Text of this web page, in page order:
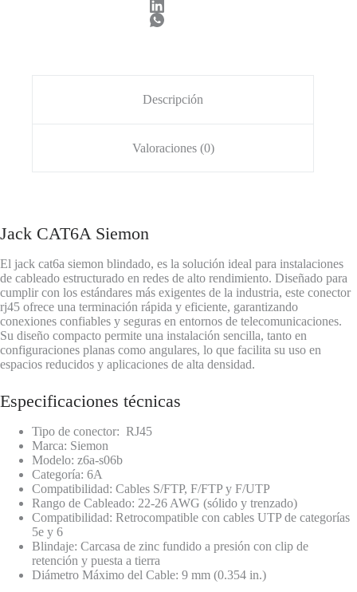
Descripción
Valoraciones (0)
Jack CAT6A Siemon
El jack cat6a siemon blindado, es la solución ideal para instalaciones
de cableado estructurado en redes de alto rendimiento. Diseñado para
cumplir con los estándares más exigentes de la industria, este conector
rj45 ofrece una terminación rápida y eficiente, garantizando
conexiones confiables y seguras en entornos de telecomunicaciones.
Su diseño compacto permite una instalación sencilla, tanto en
configuraciones planas como angulares, lo que facilita su uso en
espacios reducidos y aplicaciones de alta densidad.
Especificaciones técnicas
Tipo de conector: RJ45
Marca: Siemon
Modelo: z6a-s06b
Categoría: 6A
Compatibilidad: Cables S/FTP, F/FTP y F/UTP
Rango de Cableado: 22-26 AWG (sólido y trenzado)
Compatibilidad: Retrocompatible con cables UTP de categorías
5e y 6
Blindaje: Carcasa de zinc fundido a presión con clip de
retención y puesta a tierra
Diámetro Máximo del Cable: 9 mm (0.354 in.)